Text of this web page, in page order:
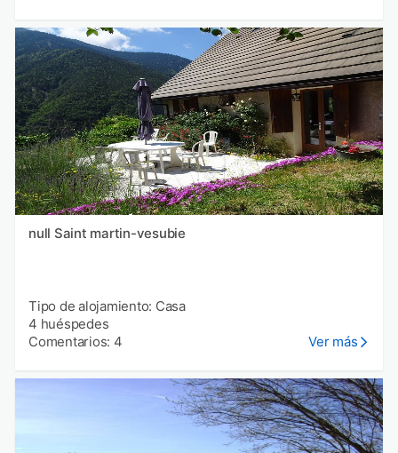
null Saint martin-vesubie
Tipo de alojamiento: Casa
4 huéspedes
Comentarios: 4
Ver más